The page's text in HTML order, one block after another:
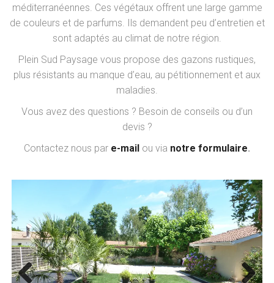
méditerranéennes. Ces végétaux offrent une large gamme
de couleurs et de parfums. Ils demandent peu d’entretien et
sont adaptés au climat de notre région.
Plein Sud Paysage vous propose des gazons rustiques,
plus résistants au manque d’eau, au pétitionnement et aux
maladies.
Vous avez des questions ? Besoin de conseils ou d’un
devis ?
Contactez nous par e-mail ou via notre formulaire.